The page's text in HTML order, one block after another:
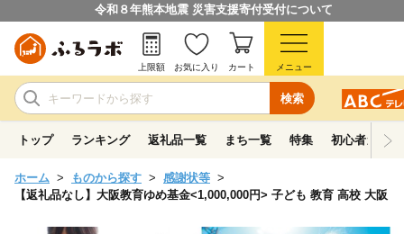
令和８年熊本地震 災害支援寄付受付について
検索
上限額 お気に入り カート メニュー
トップ ランキング 返礼品一覧 まち一覧 特集 初心者ガイド
ホーム ものから探す
感謝状等
【返礼品なし】大阪教育ゆめ基金<1,000,000円> 子ども 教育 高校 大阪